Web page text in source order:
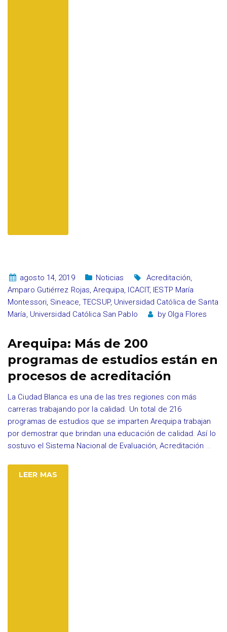
agosto 14, 2019 Noticias Acreditación,
Amparo Gutiérrez Rojas,Arequipa, ICACIT, IESTP María
Montessori, Sineace,TECSUP, Universidad Católica de Santa
María, Universidad Católica San Pablo by Olga Flores
Arequipa: Más de 200
programas de estudios están en
procesos de acreditación
La Ciudad Blanca es una de las tres regiones con más
carreras trabajando por la calidad. Un total de 216
programas de estudios que se imparten Arequipa trabajan
por demostrar que brindan una educación de calidad. Así lo
sostuvo el Sistema Nacional de Evaluación, Acreditación …
LEER MAS